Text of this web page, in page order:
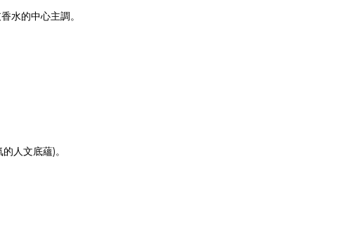
水的中心主調。
人文底蘊)。